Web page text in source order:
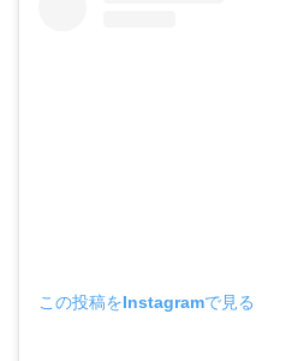
この投稿をInstagramで見る